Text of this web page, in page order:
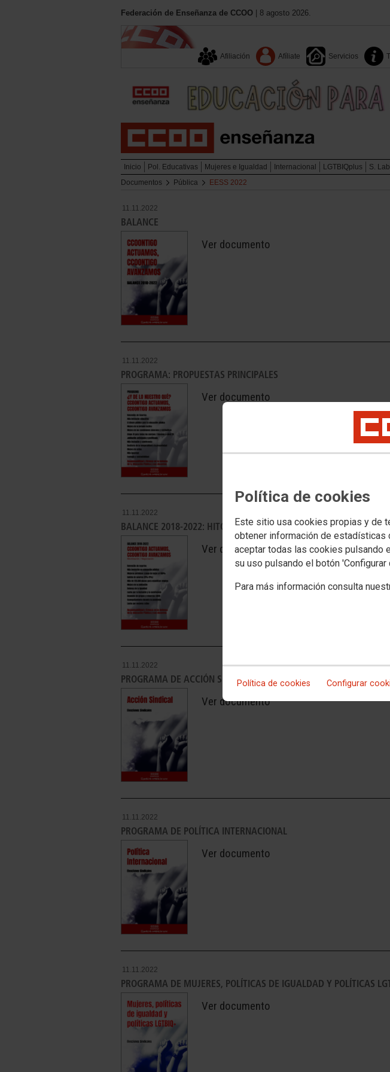
Política de cookies
Este sitio usa cookies propias y de
obtener información de
aceptar todas las cookies pulsando
su uso pulsando el botón
Para más información consulta
Política de cookies Configurar
Federación de Enseñanza de CCOO | 8 agosto 2026.
Afiliación Afíliate Servicios
Inicio Pol. Educativas Mujeres e Igualdad Internacional LGTBIQplus S.
Documentos
Pública EESS 2022
11.11.2022
BALANCE
Ver documento
11.11.2022
PROGRAMA: PROPUESTAS PRINCIPALES
Ver documento
11.11.2022
BALANCE 2018-2022: HITOS PRINCIPALES
Ver documento
11.11.2022
PROGRAMA DE ACCIÓN SINDICAL
Ver documento
11.11.2022
PROGRAMA DE POLÍTICA INTERNACIONAL
Ver documento
11.11.2022
PROGRAMA DE MUJERES, POLÍTICAS DE IGUALDAD Y POLÍTICAS
Ver documento